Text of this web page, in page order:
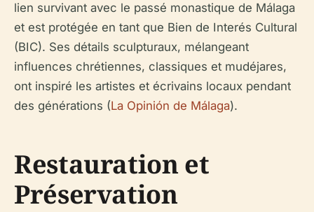
lien survivant avec le passé monastique de Málaga
et est protégée en tant que Bien de Interés Cultural
(BIC). Ses détails sculpturaux, mélangeant
influences chrétiennes, classiques et mudéjares,
ont inspiré les artistes et écrivains locaux pendant
des générations (La Opinión de Málaga).
Restauration et
Préservation